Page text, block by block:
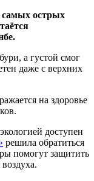
самых острых
а густой смог
даже с верхних
на здоровье
доступен
решила обратиться
помогут защитить